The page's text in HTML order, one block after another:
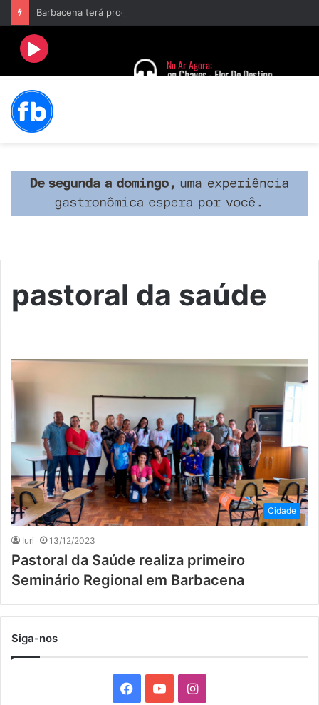
pastoral da saúde
Cidade
Iuri 13/12/2023
Pastoral da Saúde realiza primeiro
Seminário Regional em Barbacena
Siga-nos
I